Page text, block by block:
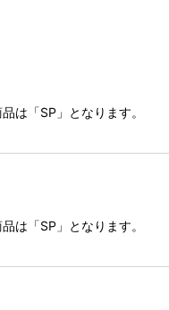
は「SP」となります。
は「SP」となります。